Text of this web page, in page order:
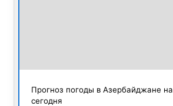
Прогноз погоды в Азербайджане на
сегодня